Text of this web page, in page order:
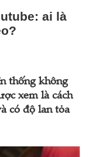
ai là
thống không
xem là cách
có độ lan tỏa